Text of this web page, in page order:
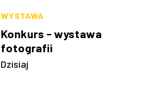
WYSTAWA
Konkurs - wystawa
fotografii
Dzisiaj